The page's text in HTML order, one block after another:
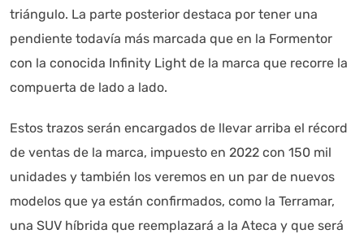
triángulo. La parte posterior destaca por tener una
pendiente todavía más marcada que en la Formentor
con la conocida Infinity Light de la marca que recorre la
compuerta de lado a lado.
Estos trazos serán encargados de llevar arriba el récord
de ventas de la marca, impuesto en 2022 con 150 mil
unidades y también los veremos en un par de nuevos
modelos que ya están confirmados, como la Terramar,
una SUV híbrida que reemplazará a la Ateca y que será